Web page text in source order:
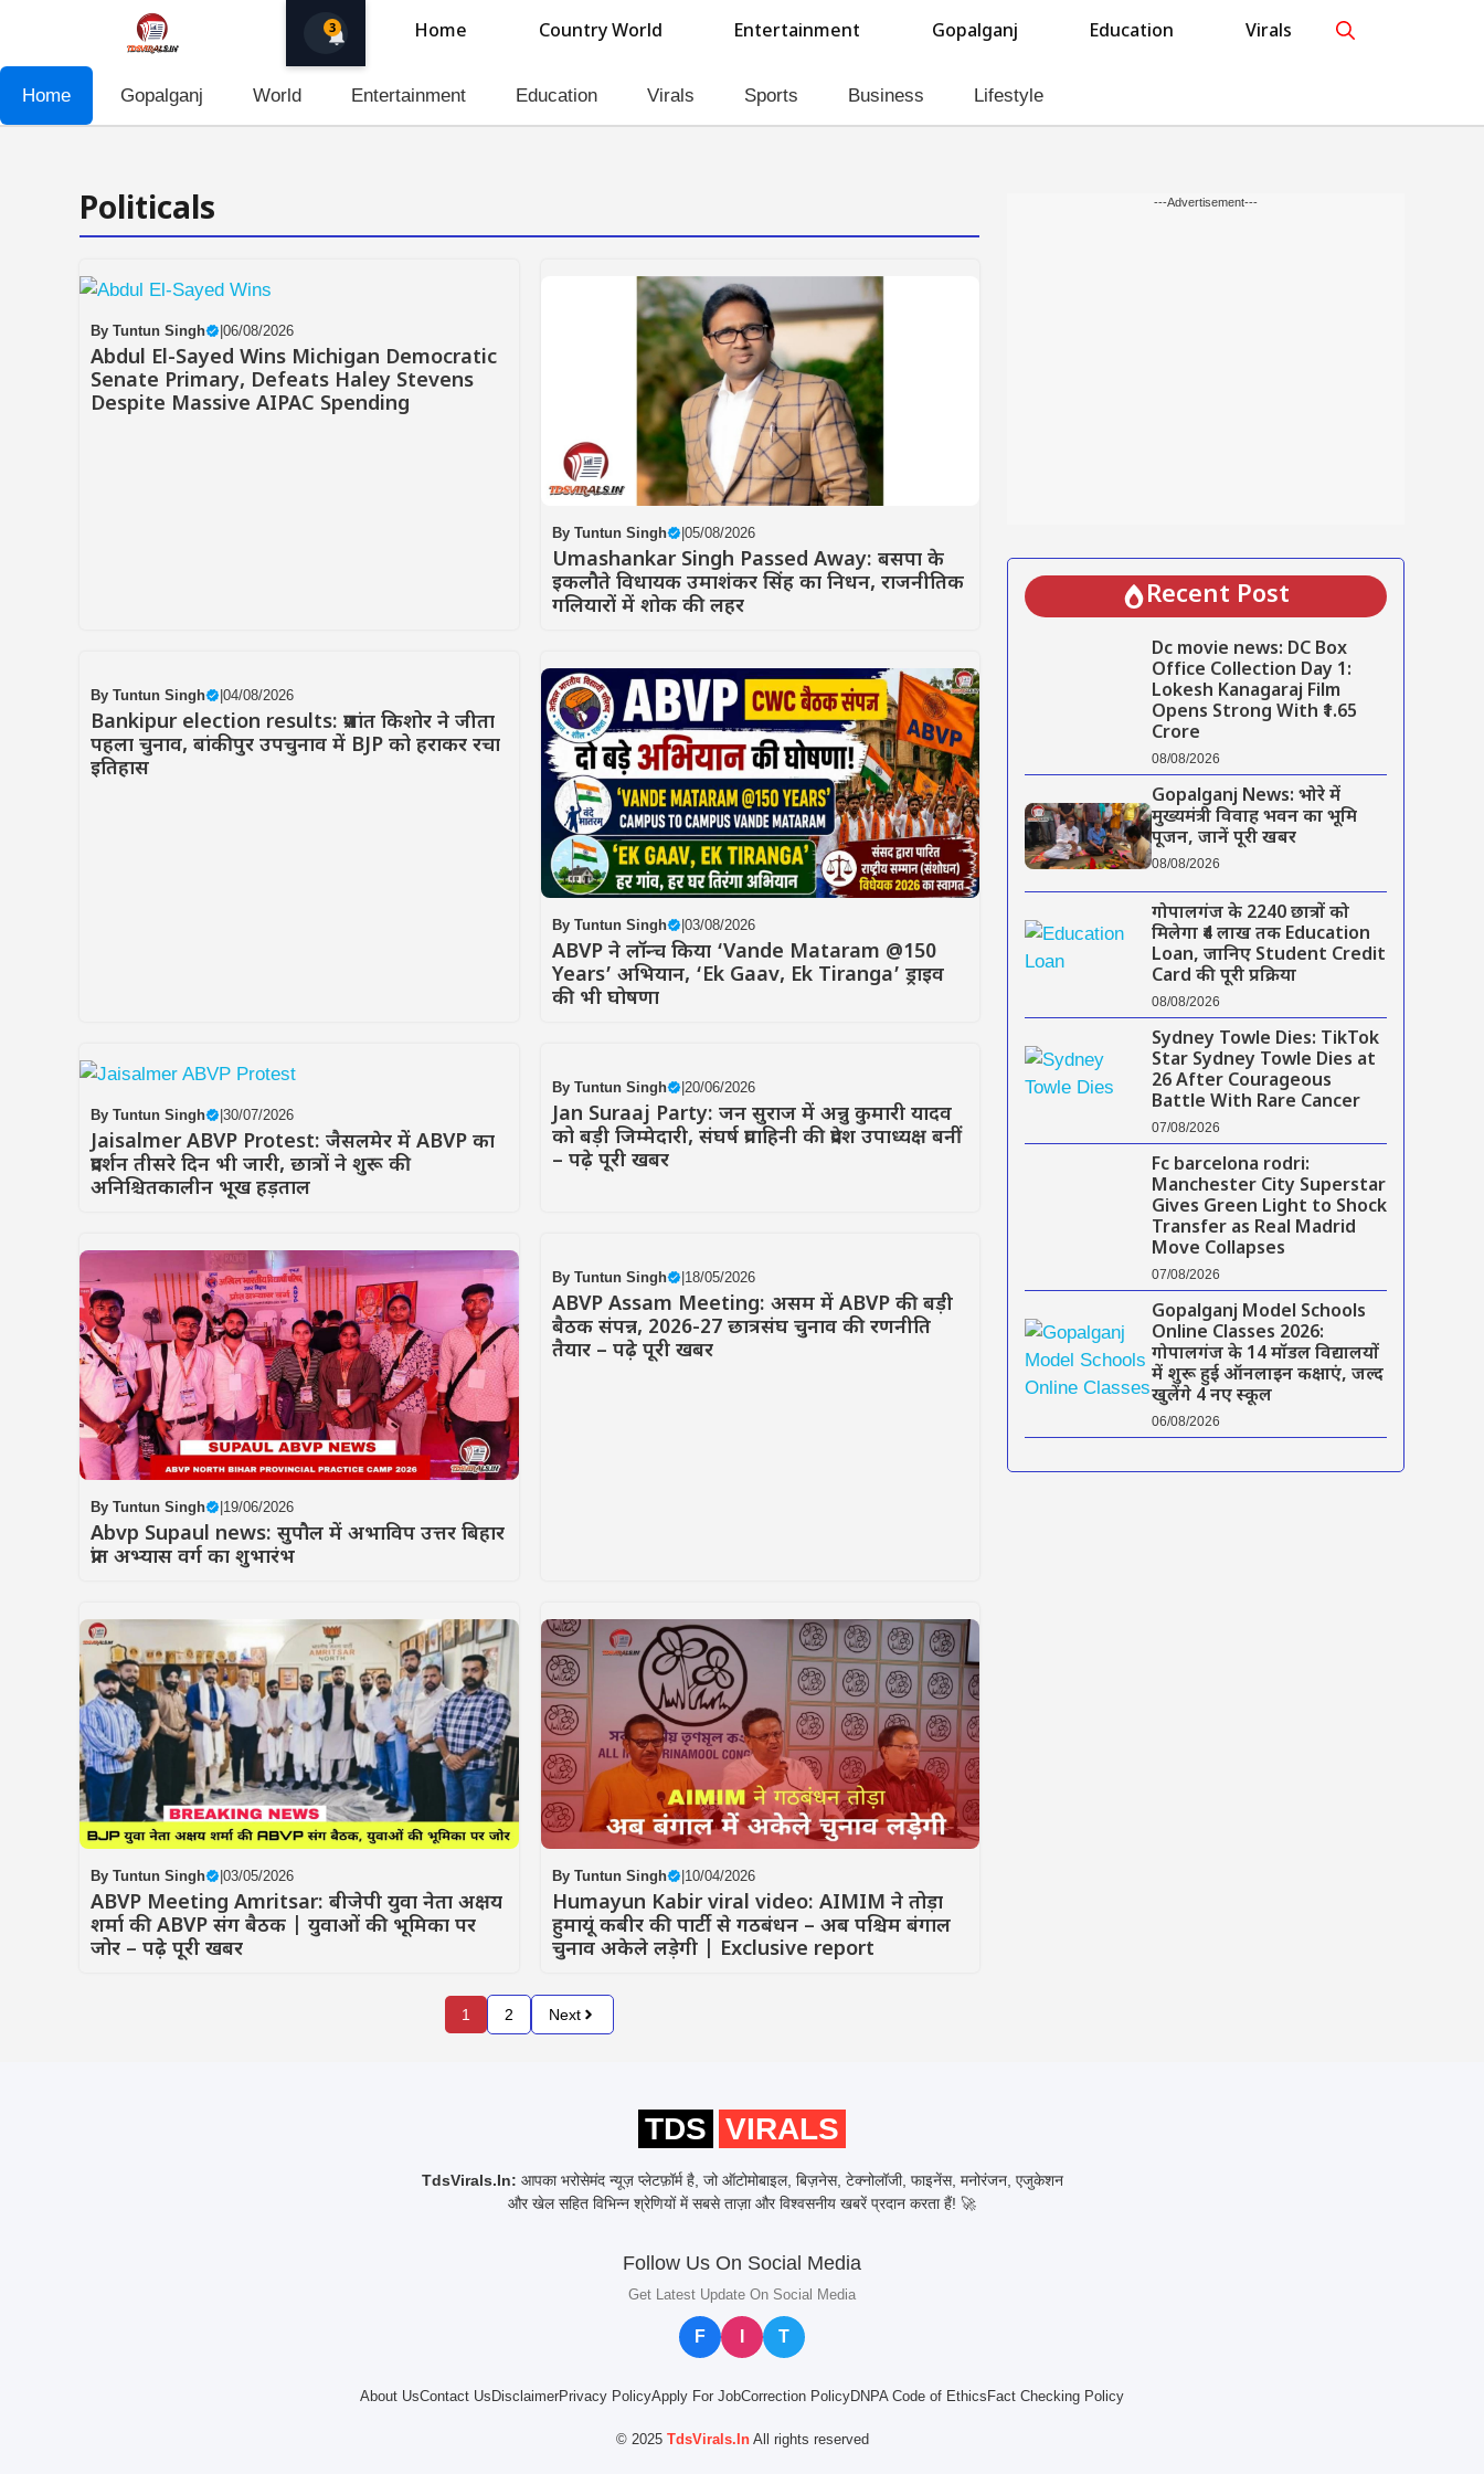
content
3 Home Country World Entertainment Gopalganj Education Virals
Home Gopalganj World Entertainment Education Virals Sports Business Lifestyle
Politicals
By Tuntun Singh 06/08/2026
Abdul El-Sayed Wins Michigan Democratic
Senate Primary, Defeats Haley Stevens
Despite Massive AIPAC Spending
By Tuntun Singh | 05/08/2026
Umashankar Singh Passed Away: बसपा के
इकलौते विधायक उमाशंकर सिंह का निधन, राजनीतिक
गलियारों में शोक की लहर
By Tuntun Singh 04/08/2026
Bankipur election results: प्रशांत किशोर ने जीता
पहला चुनाव, बांकीपुर उपचुनाव में BJP को हराकर रचा
इतिहास
By Tuntun Singh | 03/08/2026
ABVP ने लॉन्च किया ‘Vande Mataram @150
Years’ अभियान, ‘Ek Gaav, Ek Tiranga’ ड्राइव
की भी घोषणा
By Tuntun Singh 30/07/2026
Jaisalmer ABVP Protest: जैसलमेर में ABVP का
प्रदर्शन तीसरे दिन भी जारी, छात्रों ने शुरू की
अनिश्चितकालीन भूख हड़ताल
By Tuntun Singh | 20/06/2026
Jan Suraaj Party: जन सुराज में अन्नु कुमारी यादव
को बड़ी जिम्मेदारी, संघर्ष प्रवाहिनी की प्रदेश उपाध्यक्ष बनीं
– पढ़े पूरी खबर
By Tuntun Singh 19/06/2026
Abvp Supaul news: सुपौल में अभाविप उत्तर बिहार
प्रांत अभ्यास वर्ग का शुभारंभ
By Tuntun Singh | 18/05/2026
ABVP Assam Meeting: असम में ABVP की बड़ी
बैठक संपन्न, 2026-27 छात्रसंघ चुनाव की रणनीति
तैयार – पढ़े पूरी खबर
By Tuntun Singh 03/05/2026
ABVP Meeting Amritsar: बीजेपी युवा नेता अक्षय
शर्मा की ABVP संग बैठक | युवाओं की भूमिका पर
जोर – पढ़े पूरी खबर
By Tuntun Singh | 10/04/2026
Humayun Kabir viral video: AIMIM ने तोड़ा
हुमायूं कबीर की पार्टी से गठबंधन – अब पश्चिम बंगाल
चुनाव अकेले लड़ेगी | Exclusive report
1 2 Next
---Advertisement---
Recent Post
Dc movie news: DC Box
Office Collection Day 1:
Lokesh Kanagaraj Film
Opens Strong With ₹1.65
Crore
08/08/2026
Gopalganj News: भोरे में
मुख्यमंत्री विवाह भवन का भूमि
पूजन, जानें पूरी खबर
08/08/2026
गोपालगंज के 2240 छात्रों को
मिलेगा ₹4 लाख तक Education
Loan, जानिए Student Credit
Card की पूरी प्रक्रिया
08/08/2026
Sydney Towle Dies: TikTok
Star Sydney Towle Dies at
26 After Courageous
Battle With Rare Cancer
07/08/2026
Fc barcelona rodri:
Manchester City Superstar
Gives Green Light to Shock
Transfer as Real Madrid
Move Collapses
07/08/2026
Gopalganj Model Schools
Online Classes 2026:
गोपालगंज के 14 मॉडल विद्यालयों
में शुरू हुई ऑनलाइन कक्षाएं, जल्द
खुलेंगे 4 नए स्कूल
06/08/2026
TDS VIRALS
TdsVirals.In: आपका भरोसेमंद न्यूज़ प्लेटफ़ॉर्म है, जो ऑटोमोबाइल, बिज़नेस, टेक्नोलॉजी, फाइनेंस, मनोरंजन, एजुकेशन
और खेल सहित विभिन्न श्रेणियों में सबसे ताज़ा और विश्वसनीय खबरें प्रदान करता हैं! 🚀
Follow Us On Social Media
Get Latest Update On Social Media
F T
About UsContact Us DisclaimerPrivacy PolicyApply For JobCorrection PolicyDNPA Code of Ethics Fact Checking Policy
© 2025 TdsVirals.InAll rights reserved